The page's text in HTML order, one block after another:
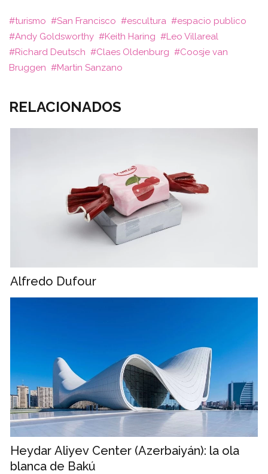
turismo San Francisco escultura
espacio publico
Andy Goldsworthy
Keith Haring
Leo Villareal
Richard Deutsch
Claes Oldenburg
Coosje van
Bruggen
Martin Sanzano
RELACIONADOS
Alfredo Dufour
Heydar Aliyev Center (Azerbaiyán): la ola
blanca de Bakú